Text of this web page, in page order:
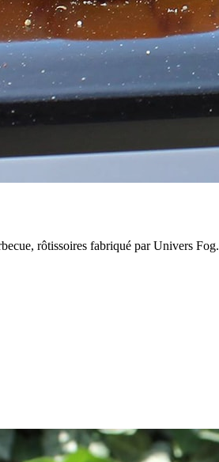
rôtissoires fabriqué par Univers Fog.